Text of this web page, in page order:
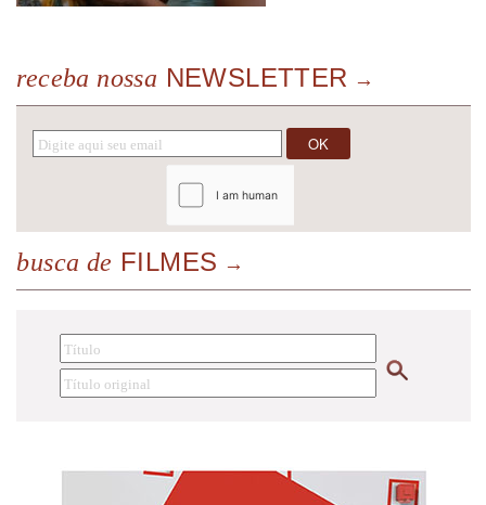
receba nossa NEWSLETTER
busca de FILMES